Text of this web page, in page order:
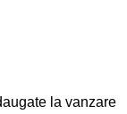
la vanzare